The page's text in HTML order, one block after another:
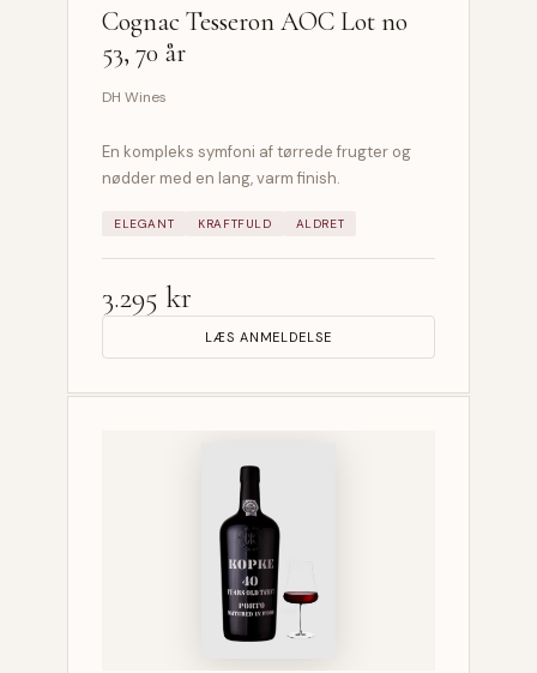
Cognac Tesseron AOC Lot no
53, 70 år
DH Wines
En kompleks symfoni af tørrede frugter og
nødder med en lang, varm finish.
ELEGANT KRAFTFULD ALDRET
3.295 kr
LÆS ANMELDELSE